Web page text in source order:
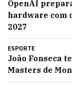
OpenAI
hardware com
2027
ESPORTE
João Fonseca
Masters de